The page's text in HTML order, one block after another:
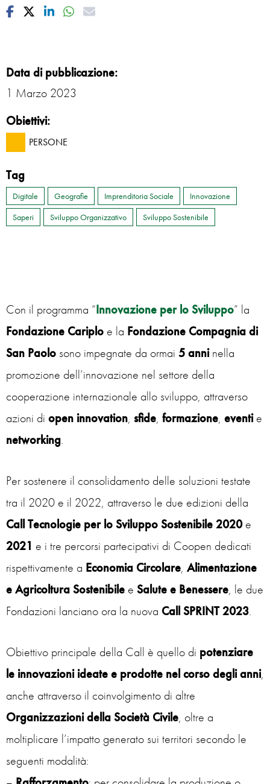
Facebook
TwitterLinkedinWhatsapp
Mail
Data di pubblicazione:
1 Marzo 2023
Obiettivi:
PERSONE
Tag
Digitale Geografie Imprenditoria Sociale
Innovazione
Saperi
Sviluppo Organizzativo Sviluppo Sostenibile
Con il programma “Innovazione per lo Sviluppo” la
Fondazione Cariplo e la Fondazione Compagnia di
San Paolo sono impegnate da ormai 5 anninella
promozione dell’innovazione nel settore della
cooperazione internazionale allo sviluppo, attraverso
azioni di open innovation, sfide, formazione, eventie
networking.
Per sostenere il consolidamento delle soluzioni testate
tra il 2020 e il 2022, attraverso le due edizioni della
Call Tecnologie per lo Sviluppo Sostenibile 2020e
2021 e i tre percorsi partecipativi di Coopen dedicati
rispettivamente a Economia Circolare, Alimentazione
e Agricoltura Sostenibile e Salute e Benessere, le due
Fondazioni lanciano ora la nuova Call SPRINT 2023.
Obiettivo principale della Call è quello di potenziare
le innovazioni ideate e prodotte nel corso degli anni,
anche attraverso il coinvolgimento di altre
Organizzazioni della Società Civile, oltre a
moltiplicare l’impatto generato sui territori secondo le
seguenti modalità: